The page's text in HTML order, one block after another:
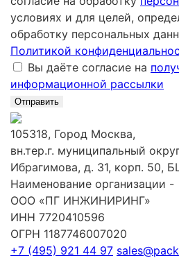
условиях и для целей,
обработку персональных
Политикой
Вы даёте согласие на
информационной рассылки
Отправить
105318, Город Москва,
вн.тер.г. муниципальный
Ибрагимова, д. 31, корп. 50,
Наименование организации -
ООО «ПГ ИНЖИНИРИНГ»
ИНН 7720410596
ОГРН 1187746007020
+7 (495) 921 44 97